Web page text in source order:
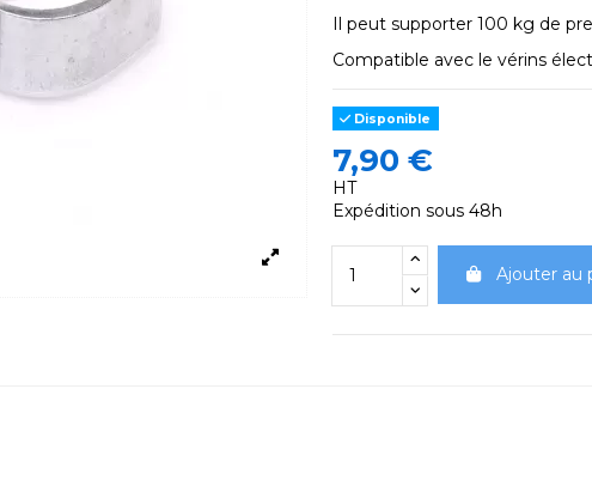
Il peut supporter 100 kg de
Compatible avec le vérins
Disponible
7,90 €
HT
Expédition sous 48h
Ajouter au